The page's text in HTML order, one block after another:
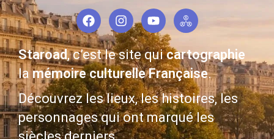
Staroad, c’est le site quicartographie
lamémoire culturelle Française.
Découvrez les lieux, les histoires, les
personnages qui ont marqué les